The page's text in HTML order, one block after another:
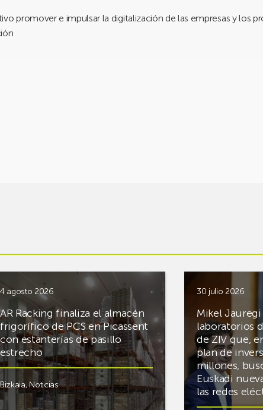
promover e impulsar la digitalización de las empresas y los
4 agosto 2026
AR Racking finaliza el almacén
frigorífico de PCS en Picassent
con estanterías de pasillo
estrecho
Bizkaia,Noticias
30 julio 2026
Mikel
laboratorios
de ZIV que,
plan de
millones,
Euskadi
las redes